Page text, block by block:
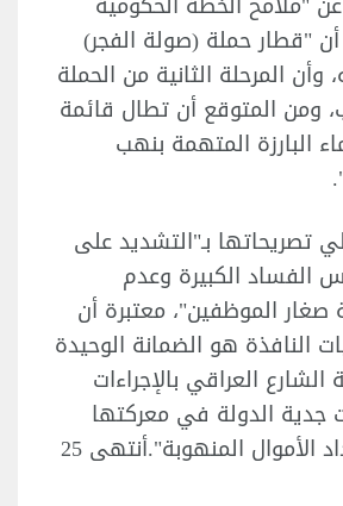
"قطار حملة (صولة الفجر)
المرحلة الثانية من الحملة
ومن المتوقع أن تطال قائمة
البارزة المتهمة بنهب
تصريحاتها بـ"التشديد على
الفساد الكبيرة وعدم
صغار الموظفين"، معتبرة أن
هو الضمانة الوحيدة
الشارع العراقي بالإجراءات
جدية الدولة في معركتها
المصيرية لاسترداد الأموال المنهوبة".أنتهى 25